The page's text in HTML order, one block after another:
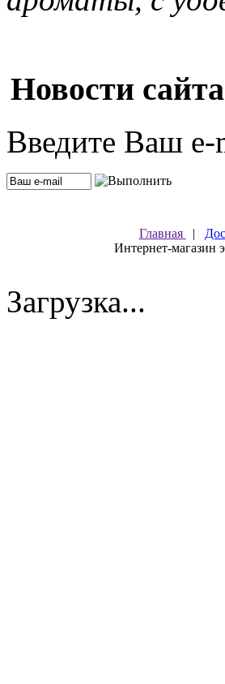
Новости сайта
Введите Ваш e-
Главная |
Интернет-магазин
Загрузка...